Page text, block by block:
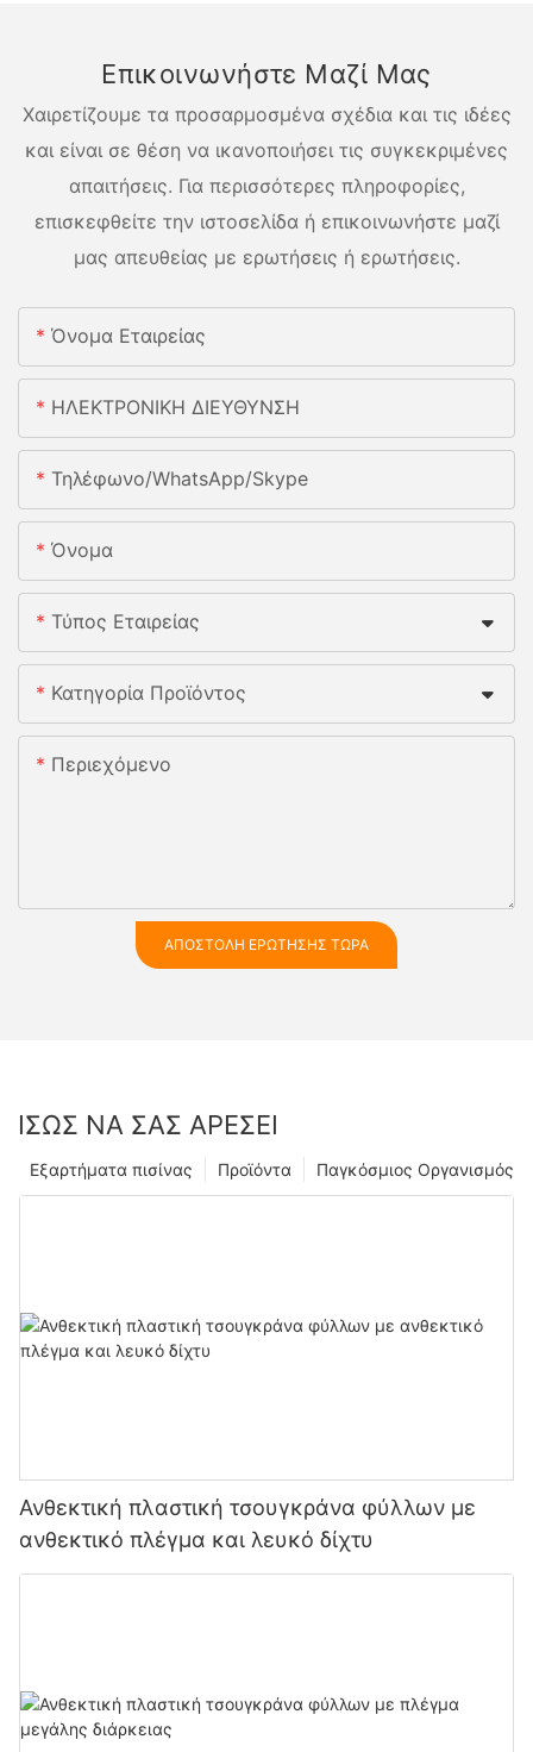
Επικοινωνήστε Μαζί Μας
Χαιρετίζουμε τα προσαρμοσμένα σχέδια και τις ιδέες
και είναι σε θέση να ικανοποιήσει τις συγκεκριμένες
απαιτήσεις. Για περισσότερες πληροφορίες,
επισκεφθείτε την ιστοσελίδα ή επικοινωνήστε μαζί
μας απευθείας με ερωτήσεις ή ερωτήσεις.
Όνομα Εταιρείας
ΗΛΕΚΤΡΟΝΙΚΗ ΔΙΕΥΘΥΝΣΗ
Τηλέφωνο/whatsApp/skype
Όνομα
Τύπος Εταιρείας
Κατηγορία Προϊόντος
Περιεχόμενο
ΑΠΟΣΤΟΛΉ ΕΡΏΤΗΣΗΣ ΤΏΡΑ
ΊΣΩΣ ΝΑ ΣΑΣ ΑΡΈΣΕΙ
Παγκόσμιος Οργανισμός
Προϊόντα
Εξαρτήματα πισίνας
Ανθεκτική πλαστική τσουγκράνα φύλλων με
ανθεκτικό πλέγμα και λευκό δίχτυ